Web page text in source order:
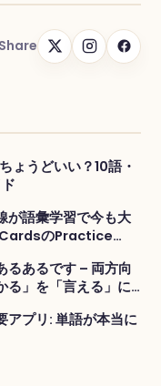
Share
ょうどいい？10語・
が語彙学習で今も大
のPractice
るあるです – 両方向
る」を「言える」に
プリ: 単語が本当に